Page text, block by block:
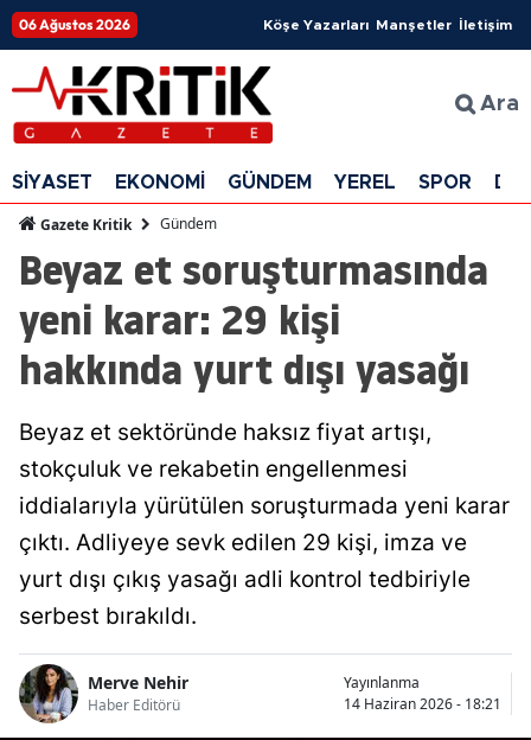
06 Ağustos 2026 Köşe Yazarları Manşetler İletişim
Ara
SİYASET EKONOMİ GÜNDEM YEREL SPOR
Gazete Kritik Gündem
Beyaz et soruşturmasında
yeni karar: 29 kişi
hakkında yurt dışı yasağı
Beyaz et sektöründe haksız fiyat artışı,
stokçuluk ve rekabetin engellenmesi
iddialarıyla yürütülen soruşturmada yeni karar
çıktı. Adliyeye sevk edilen 29 kişi, imza ve
yurt dışı çıkış yasağı adli kontrol tedbiriyle
serbest bırakıldı.
Merve Nehir
Haber Editörü
Yayınlanma
14 Haziran 2026 - 18:21